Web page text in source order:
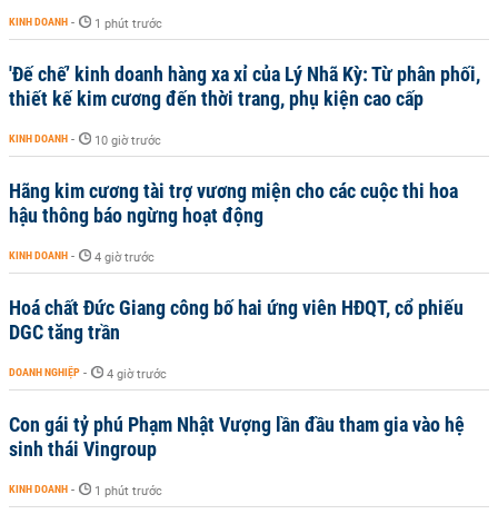
KINH DOANH - 1 phút trước
'Đế chế’ kinh doanh hàng xa xỉ của Lý Nhã Kỳ: Từ phân phối,
thiết kế kim cương đến thời trang, phụ kiện cao cấp
KINH DOANH - 10 giờ trước
Hãng kim cương tài trợ vương miện cho các cuộc thi hoa
hậu thông báo ngừng hoạt động
KINH DOANH - 4 giờ trước
Hoá chất Đức Giang công bố hai ứng viên HĐQT, cổ phiếu
DGC tăng trần
DOANH NGHIỆP - 4 giờ trước
Con gái tỷ phú Phạm Nhật Vượng lần đầu tham gia vào hệ
sinh thái Vingroup
KINH DOANH - 1 phút trước